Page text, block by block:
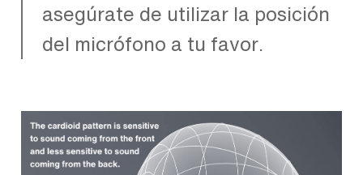
asegúrate de utilizar la posición
del micrófono a tu favor.